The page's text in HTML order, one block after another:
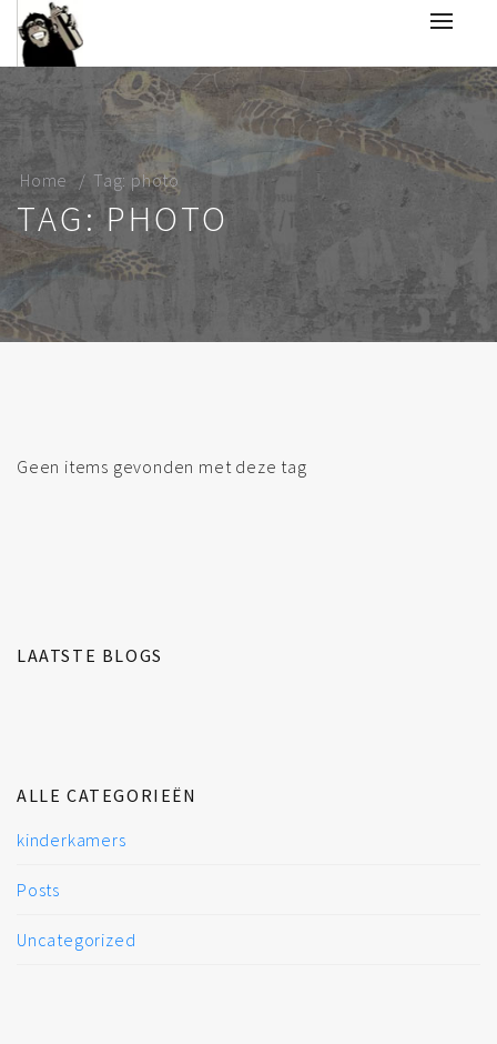
Home Tag: photo
TAG: PHOTO
Geen items gevonden met deze tag
LAATSTE BLOGS
ALLE CATEGORIEËN
kinderkamers
Posts
Uncategorized